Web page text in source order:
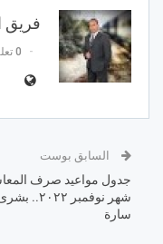
فريق
0 تعليقات
السابق بوست
جدول مواعيد صرف
شهر نوفمبر ٢٠٢٢..
سارة